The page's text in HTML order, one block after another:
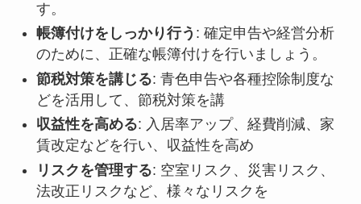
す。
帳簿付けをしっかり行う : 確定申告や経営分析
のために、正確な帳簿付けを行いましょう。
節税対策を講じる: 青色申告や各種控除制度な
どを活用して、節税対策を講
収益性を高める: 入居率アップ、経費削減、家
賃改定などを行い、収益性を高め
リスクを管理する: 空室リスク、災害リスク、
法改正リスクなど、様々なリスクを